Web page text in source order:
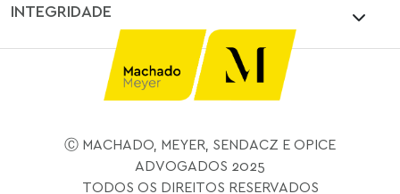
INTEGRIDADE
Ⓒ MACHADO, MEYER, SENDACZ E OPICE
ADVOGADOS 2025
TODOS OS DIREITOS RESERVADOS